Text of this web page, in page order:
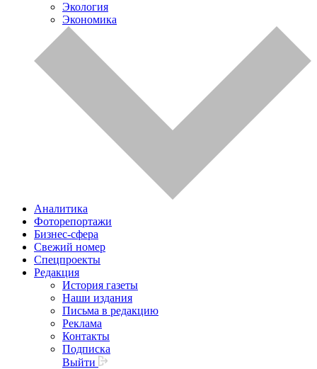
Экология
Экономика
Аналитика
Фоторепортажи
Бизнес-сфера
Свежий номер
Спецпроекты
Редакция
История газеты
Наши издания
Письма в редакцию
Реклама
Контакты
Подписка
Выйти